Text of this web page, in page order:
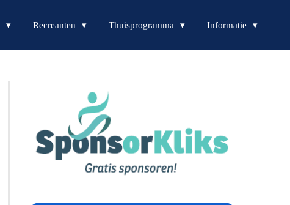
Recreanten Thuisprogramma Informatie